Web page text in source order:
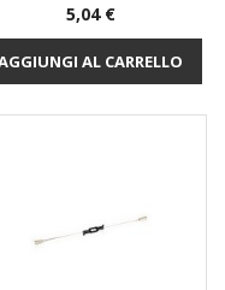
Prezzo
5,04 €
AL CARRELLO